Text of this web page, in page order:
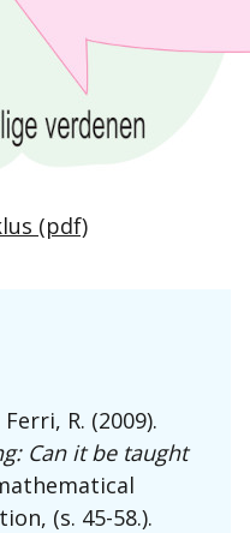
(pdf)
R. (2009).
Can it be taught
(s. 45-58.).